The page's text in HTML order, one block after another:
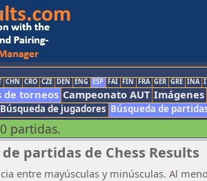
CHN CRO CZE DEN ENG ESP FAI FIN FRA GER GRE INA
de torneos Campeonato AUT Imágenes
Búsqueda de jugadores Búsqueda de
partidas.
partidas de Chess Results
entre mayúsculas y minúsculas. Al